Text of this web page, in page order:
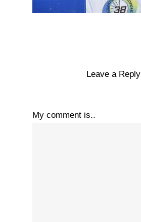
Leave a Reply
My comment is..